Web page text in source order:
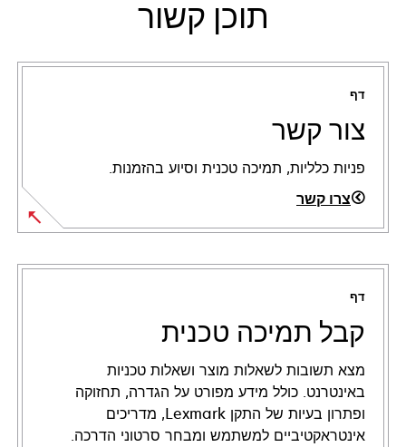
תוכן קשור
דף
צור קשר
פניות כלליות, תמיכה טכנית וסיוע בהזמנות.
צרו קשר
דף
קבל תמיכה טכנית
מצא תשובות לשאלות מוצר ושאלות טכניות
באינטרנט. כולל מידע מפורט על הגדרה, תחזוקה
ופתרון בעיות של התקן Lexmark, מדריכים
אינטראקטיביים למשתמש ומבחר סרטוני הדרכה.